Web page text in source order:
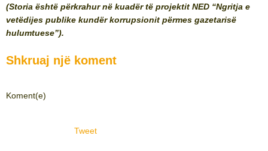
(Storia është përkrahur në kuadër të projektit NED “Ngritja e
vetëdijes publike kundër korrupsionit përmes gazetarisë
hulumtuese”).
Shkruaj një koment
Koment(e)
Tweet